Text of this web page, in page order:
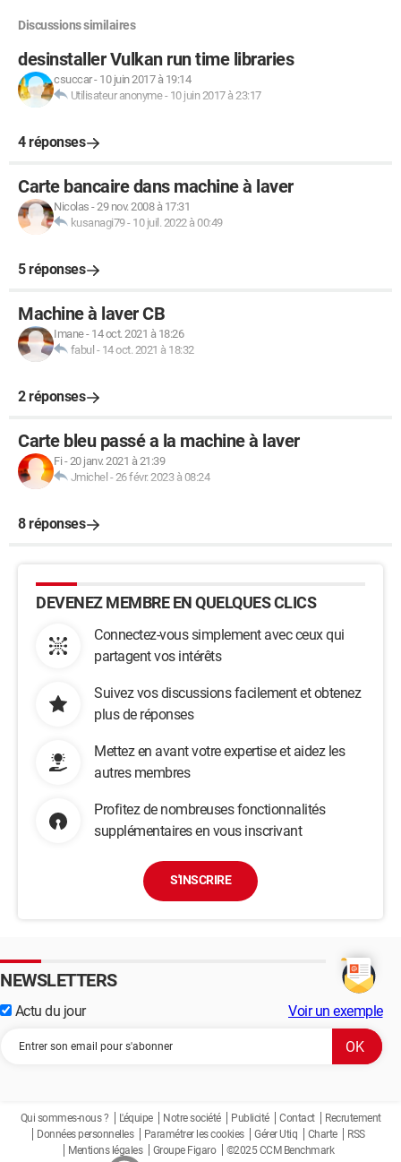
Discussions similaires
desinstaller Vulkan run time libraries
csuccar- 10 juin 2017 à 19:14
Utilisateur anonyme- 10 juin 2017 à 23:17
4 réponses
Carte bancaire dans machine à laver
Nicolas -29 nov. 2008 à 17:31
kusanagi79- 10 juil. 2022 à 00:49
5 réponses
Machine à laver CB
Imane- 14 oct. 2021 à 18:26
fabul - 14 oct. 2021 à 18:32
2 réponses
Carte bleu passé a la machine à laver
Fi -20 janv. 2021 à 21:39
Jmichel -26 févr. 2023 à 08:24
8 réponses
DEVENEZ MEMBRE EN QUELQUES CLICS
Connectez-vous simplement avec ceux qui
partagent vos intérêts
Suivez vos discussions facilement et obtenez
plus de réponses
Mettez en avant votre expertise et aidez les
autres membres
Profitez de nombreuses fonctionnalités
supplémentaires en vous inscrivant
S'INSCRIRE
NEWSLETTERS
Actu du jour Voir un exemple
Qui sommes-nous ? L'équipe Notre société Publicité Contact
Recrutement
Données personnelles
Paramétrer les cookies Gérer Utiq Charte
RSS
Mentions légales
Groupe Figaro ©2025 CCM Benchmark